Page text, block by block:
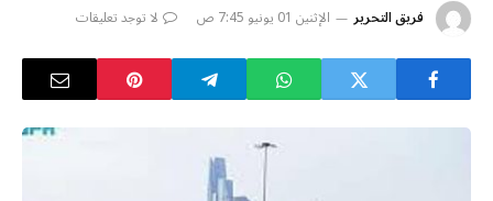
فريق التحرير الإثنين 01 يونيو 7:45 ص لا توجد تعليقات